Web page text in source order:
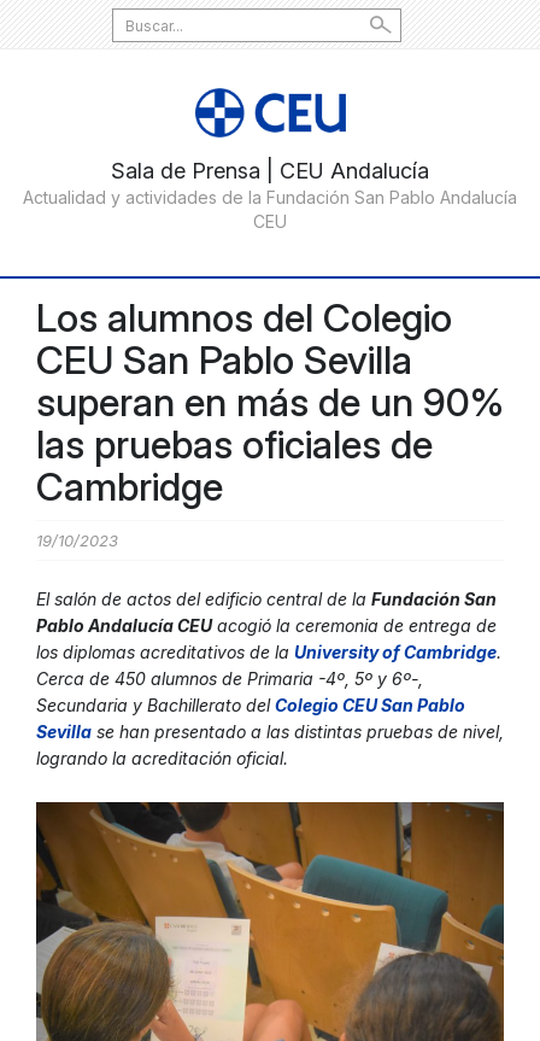
Search
for:
Los alumnos del Colegio
CEU San Pablo Sevilla
superan en más de un 90%
las pruebas oficiales de
Cambridge
19/10/2023
El salón de actos del edificio central de la Fundación San
Pablo Andalucía CEUacogió la ceremonia de entrega de
los diplomas acreditativos de la University of Cambridge.
Cerca de 450 alumnos de Primaria -4º, 5º y 6º-,
Secundaria y Bachillerato delColegio CEU San Pablo
Sevilla se han presentado a las distintas pruebas de nivel,
logrando la acreditación oficial.